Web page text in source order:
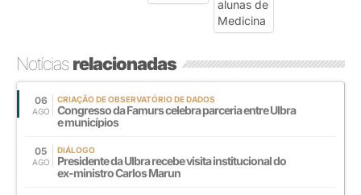
Notíciasrelacionadas
06
AGO
CRIAÇÃO DE OBSERVATÓRIO DE DADOS
Congresso da Famurs celebra parceria entre Ulbra
e municípios
05
AGO
DIÁLOGO
Presidente da Ulbra recebe visita institucional do
ex-ministro Carlos Marun